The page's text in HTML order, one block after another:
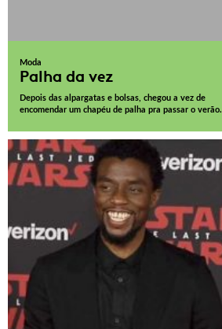
Moda
Palha da vez
Depois das alpargatas e bolsas, chegou a vez de
encomendar um chapéu de palha pra passar o verão.